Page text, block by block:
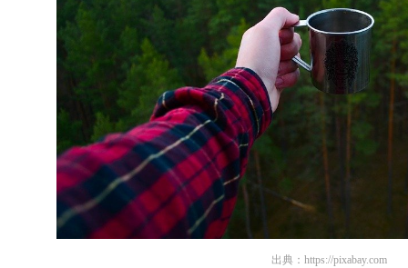
出典： https://pixabay.com